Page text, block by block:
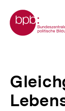
zum
Seiteninhalt
springen
Zur Startseite der bpb
bpb.de